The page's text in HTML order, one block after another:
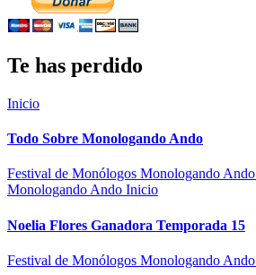
Te has perdido
Inicio
Todo Sobre Monologando Ando
Festival de Monólogos Monologando Ando
Monologando Ando Inicio
Noelia Flores Ganadora Temporada 15
Festival de Monólogos Monologando Ando